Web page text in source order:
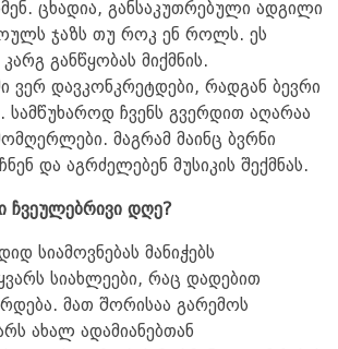
ცხადია, განსაკუთრებული ადგილი
ჯაზს თუ როკ ენ როლს. ეს
განწყობას მიქმნის.
ვერ დავკონკრეტდები, რადგან ბევრი
სამწუხაროდ ჩვენს გვერდით აღარაა
მაგრამ მაინც ბვრნი
და აგრძელებენ მუსიკის შექმნას.
ჩვეულებრივი დღე?
სიამოვნებას მანიჭებს
სიახლეები, რაც დადებით
მათ შორისაა გარემოს
ახალ ადამიანებთან